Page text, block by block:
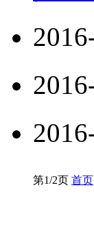
第1/2页 首页